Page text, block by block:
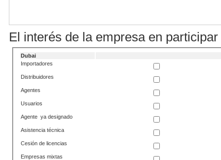
El interés de la empresa en
Dubai
Importadores
Distribuidores
Agentes
Usuarios
Agente ya designado
Asistencia técnica
Cesión de licencias
Empresas mixtas